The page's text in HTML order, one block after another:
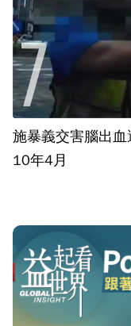
施暴義交害腦出
10年4月